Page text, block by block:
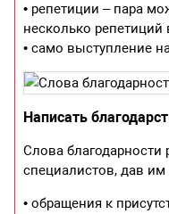
• репетиции – пара
несколько репетиций
• само выступление
Написать
Слова
специалистов, дав
• обращения к